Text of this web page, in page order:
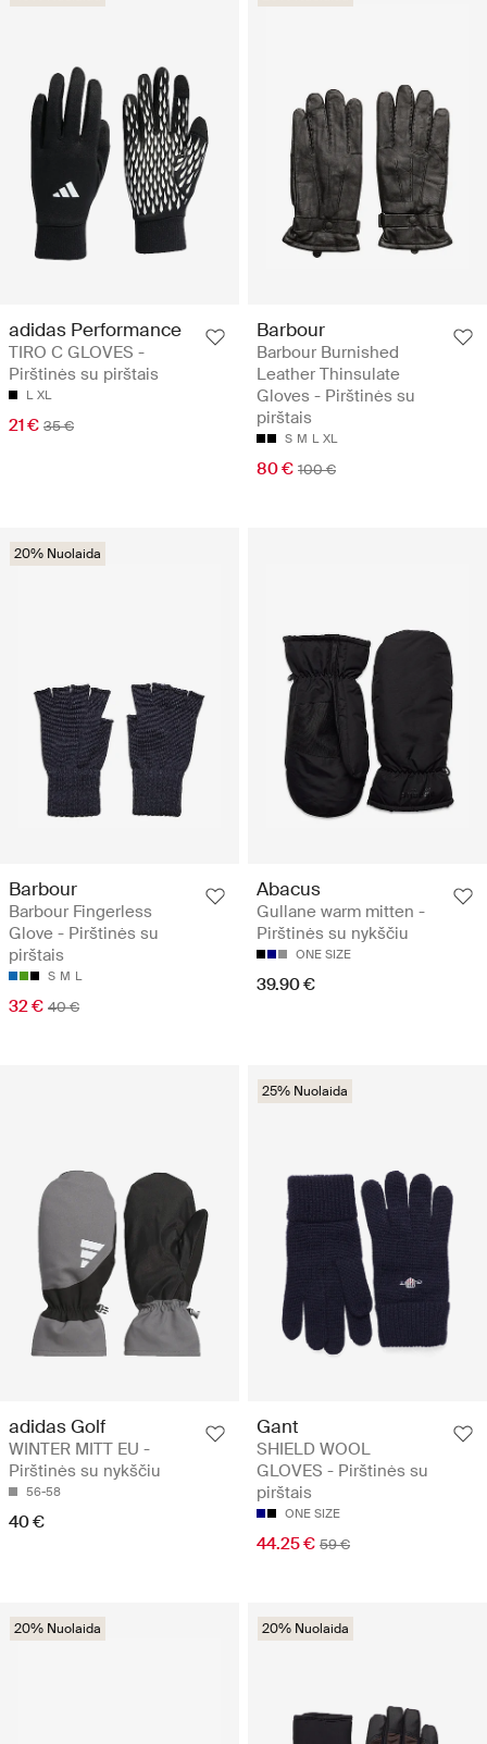
adidas Performance
TIRO C GLOVES -
Pirštinės su pirštais
L XL
21 € 35 €
Barbour
Barbour Burnished
Leather Thinsulate
Gloves - Pirštinės su
pirštais
S M L XL
80 € 100 €
20% Nuolaida
Barbour
Barbour Fingerless
Glove - Pirštinės su
pirštais
S M L
32 € 40 €
Abacus
Gullane warm mitten -
Pirštinės su nykščiu
ONE SIZE
39.90 €
adidas Golf
WINTER MITT EU -
Pirštinės su nykščiu
56-58
40 €
25% Nuolaida
Gant
SHIELD WOOL
GLOVES - Pirštinės su
pirštais
ONE SIZE
44.25 € 59 €
20% Nuolaida 20% Nuolaida